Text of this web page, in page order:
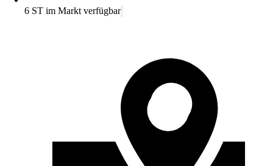
6 ST im Markt verfügbar